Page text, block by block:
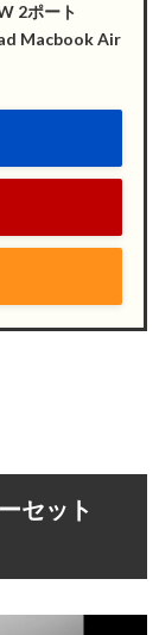
2ポート
Macbook Air
セット